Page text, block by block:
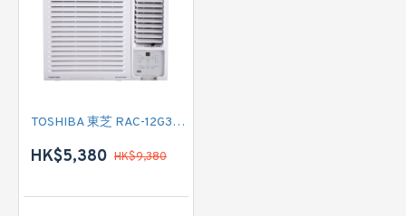
TOSHIBA 東芝 RAC-12G3CVRGR-HK1 匹半變頻淨冷窗口式冷氣機 (附遙控)
HK$5,380 HK$9,380